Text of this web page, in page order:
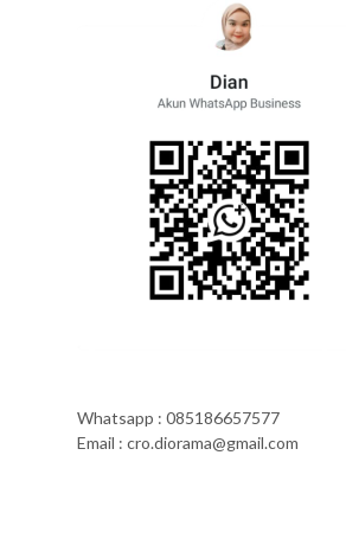
Whatsapp : 085186657577
Email : cro.diorama@gmail.com